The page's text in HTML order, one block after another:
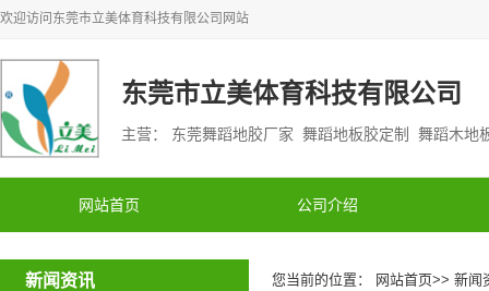
欢迎访问 东莞市立美体育科技有限公司 网站
东莞市立美体育科技有限公司
主营： 东莞舞蹈地胶厂家 舞蹈地板胶定制 舞蹈木
网站首页 公司介绍
新闻资讯 您当前的位置： 网站首页>> 新闻